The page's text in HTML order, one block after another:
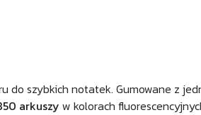
do szybkich notatek. Gumowane z
arkuszy w kolorach